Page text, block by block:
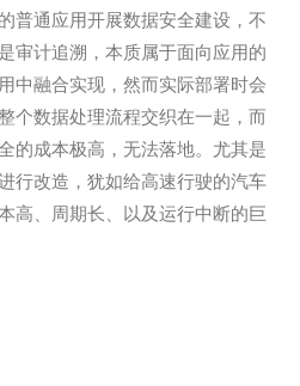
普通应用开展数据安全建设，不
审计追溯，本质属于面向应用的
中融合实现，然而实际部署时会
个数据处理流程交织在一起，而
的成本极高，无法落地。尤其是
行改造，犹如给高速行驶的汽车
高、周期长、以及运行中断的巨